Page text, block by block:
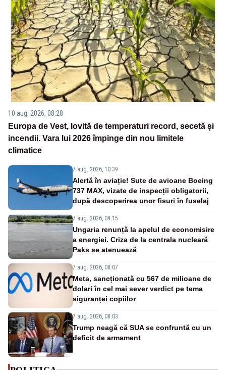
10 aug. 2026, 08:28
Europa de Vest, lovită de temperaturi record, secetă și
incendii. Vara lui 2026 împinge din nou limitele
climatice
7 aug. 2026, 10:39
Alertă în aviație! Sute de avioane Boeing
737 MAX, vizate de inspecții obligatorii,
după descoperirea unor fisuri în fuselaj
7 aug. 2026, 09:15
Ungaria renunță la apelul de economisire
a energiei. Criza de la centrala nucleară
Paks se atenuează
7 aug. 2026, 08:07
Meta, sancționată cu 567 de milioane de
dolari în cel mai sever verdict pe tema
siguranței copiilor
7 aug. 2026, 08:03
Trump neagă că SUA se confruntă cu un
deficit de armament